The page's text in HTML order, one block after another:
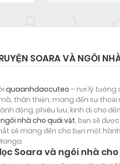
SOARA VÀ NGÔI
quaanhdaocuteo – nơi lý tưởng
thân thiện, mang đến sự
động, phiêu lưu, kinh dị cho
nhà cho quái vật, bạn sẽ
sẽ mang đến cho bạn một
Soara và ngôi nhà